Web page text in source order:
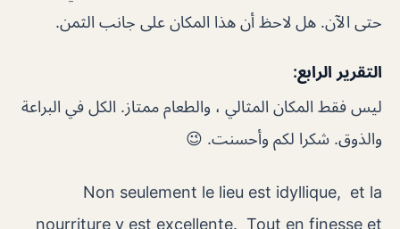
حتى الآن. هل لاحظ أن هذا المكان على جانب الثمن.
التقرير الرابع:
ليس فقط المكان المثالي ، والطعام ممتاز. الكل في البراعة
والذوق. شكرا لكم وأحسنت. 😉
Non seulement le lieu est idyllique, et la
nourriture y est excellente. Tout en finesse et